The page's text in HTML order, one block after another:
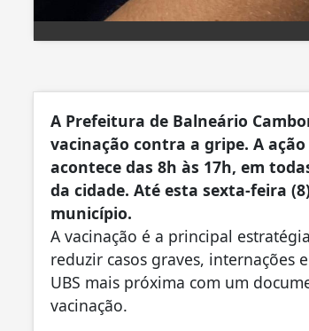
A Prefeitura de Balneário
vacinação contra a gripe. A
acontece das 8h às 17h, em
da cidade. Até esta sexta-feira
município.
A vacinação é a principal
reduzir casos graves, internações
UBS mais próxima com um
vacinação.